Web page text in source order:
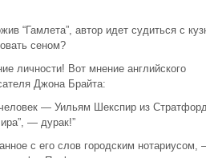
“Гамлета”, автор идет судиться с
сеном?
личности! Вот мнение английского
Джона Брайта:
человек — Уильям Шекспир из
— дурак!”
с его слов городским